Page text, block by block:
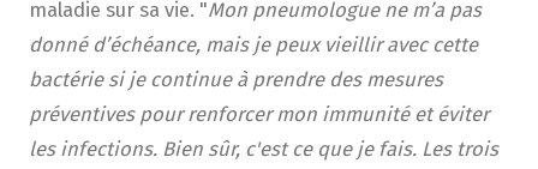
maladie sur sa vie. "Mon pneumologue ne m’a pas
donné d’échéance, mais je peux vieillir avec cette
bactérie si je continue à prendre des mesures
préventives pour renforcer mon immunité et éviter
les infections. Bien sûr, c'est ce que je fais. Les trois